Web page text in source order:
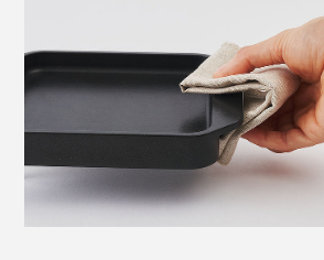
炭は加熱すると強い遠赤外線を発し
で、内部まで一気に熱が届くから。
わる早さは、一般的なフライパンの約
表面だけではなく、分子を振動させ
ることで、「外パリッ、内しっとり」
チーズトーストは、片面を焼いた後
を入れてパンを乗せ、焼き目がつくま